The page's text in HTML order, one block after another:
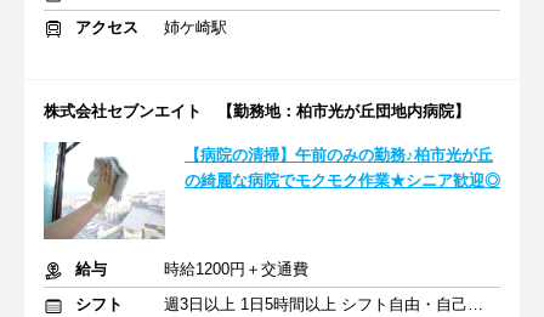
アクセス
姉ケ崎駅
株式会社セブンエイト 【勤務地：柏市光が丘団地内病院】
【病院の清掃】午前のみの勤務♪柏市光が丘
の綺麗な病院でモクモク作業★シニア歓迎◎
給与
時給1200円＋交通費
シフト
週3日以上 1日5時間以上 シフト自由・自己申告